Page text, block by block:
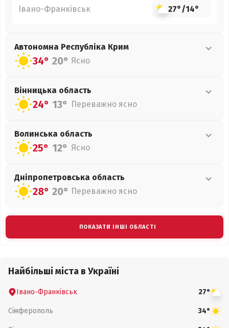
Івано-Франківськ 27°/14°
Автономна Республіка Крим
34° 20° Ясно
Вінницька область
24° 13° Переважно ясно
Волинська область
25° 12° Ясно
Дніпропетровська область
28° 20° Переважно ясно
ПОКАЗАТИ ІНШІ ОБЛАСТІ
Найбільші міста в Україні
Івано-Франківськ 27°
Сімферополь 34°